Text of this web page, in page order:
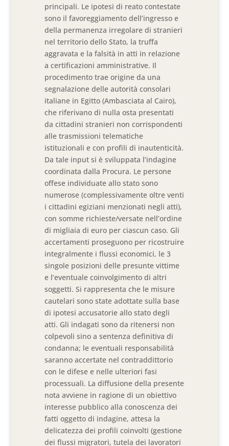
principali. Le ipotesi di reato contestate
sono il favoreggiamento dell’ingresso e
della permanenza irregolare di stranieri
nel territorio dello Stato, la truffa
aggravata e la falsità in atti in relazione
a certificazioni amministrative. Il
procedimento trae origine da una
segnalazione delle autorità consolari
italiane in Egitto (Ambasciata al Cairo),
che riferivano di nulla osta presentati
da cittadini stranieri non corrispondenti
alle trasmissioni telematiche
istituzionali e con profili di inautenticità.
Da tale input si è sviluppata l’indagine
coordinata dalla Procura. Le persone
offese individuate allo stato sono
numerose (complessivamente oltre venti
i cittadini egiziani menzionati negli atti),
con somme richieste/versate nell’ordine
di migliaia di euro per ciascun caso. Gli
accertamenti proseguono per ricostruire
integralmente i flussi economici, le 3
singole posizioni delle presunte vittime
e l’eventuale coinvolgimento di altri
soggetti. Si rappresenta che le misure
cautelari sono state adottate sulla base
di ipotesi accusatorie allo stato degli
atti. Gli indagati sono da ritenersi non
colpevoli sino a sentenza definitiva di
condanna; le eventuali responsabilità
saranno accertate nel contraddittorio
con le difese e nelle ulteriori fasi
processuali. La diffusione della presente
nota avviene in ragione di un obiettivo
interesse pubblico alla conoscenza dei
fatti oggetto di indagine, attesa la
delicatezza dei profili coinvolti (gestione
dei flussi migratori, tutela dei lavoratori